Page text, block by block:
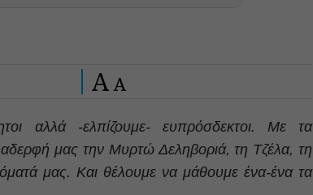
A A
αλλά -ελπίζουμε- ευπρόσδεκτοι. Με τα
μας την Μυρτώ Δεληβοριά, τη Τζέλα, τη
μας. Και θέλουμε να μάθουμε ένα-ένα τα